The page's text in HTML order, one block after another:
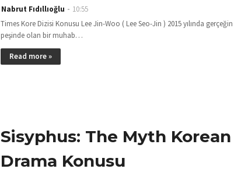
Nabrut Fıdıllıoğlu
10:55
Times Kore Dizisi Konusu Lee Jin-Woo ( Lee Seo-Jin ) 2015 yılında gerçeğin
peşinde olan bir muhab…
Read more »
Sisyphus: The Myth Korean
Drama Konusu